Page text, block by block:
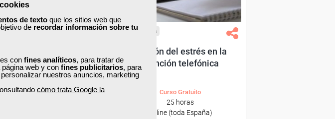
de texto que los sitios web que
de recordar información sobre tu
con fines analíticos, para tratar de
web y con fines publicitarios, para
nuestros anuncios, marketing
cómo trata Google la
Femxa
explotación agrícola
Curso Gratuito
Cursos Femxa
Gestión del estrés en la
atención telefónica
Curso Gratuito
25 horas
Online (toda España)